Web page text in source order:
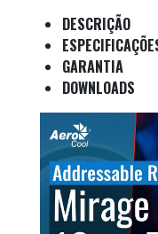
DESCRIÇÃO
GARANTIA
DOWNLOADS